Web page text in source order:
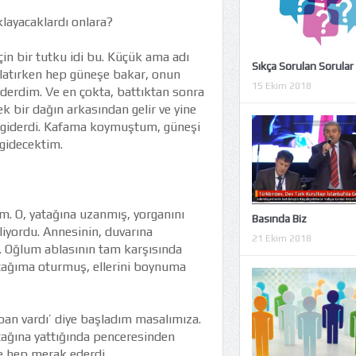
onlara?
bir tutku idi bu. Küçük ama adı
hep güneşe bakar, onun
Ve en çokta, battıktan sonra
bir dağın arkasından gelir ve yine
giderdi. Kafama koymuştum, güneşi
O, yatağına uzanmış, yorganını
Annesinin, duvarına
ablasının tam karşısında
oturmuş, ellerini boynuma
vardı’ diye başladım masalımıza.
yattığında penceresinden
Sıkça Sorulan Sorular
15 Ekim 2018
Basında Biz
21 Ekim 2018